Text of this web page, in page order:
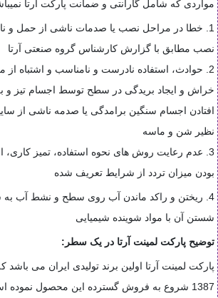
مواردی که شامل گارانتی و ضمانت پارکت آرتا
1. خطا در مراحل نصب یا صدمات ناشی از حمل و
نصب مطابق با گزارش کارشناس گروه صنعتی آرتا
2. حوادث، استفاده نادرست و نامناسب و اشتباه از
خراش و ایجاد بریدگی در سطح توسط اجسام تیز و
افتادن اجسام سنگین برامدگی یا صدمه ناشی از
نظیر شن و ماسه
3. عدم رعایت روش های نحوه استفاده، تمیز کاری،
بودن میزان تردد از شرایط تعریف شده
4. ریختن و راکد ماندن آب روی سطح و نشط آب به
شستن آن با مواد شوینده شیمیایی
توضیح پارکت لمینت آرتا در یک سطر:
پارکت لمینت آرتا اولین برند تولیدی ایران می باشد
1387 شروع به فروش گسترده این محصول نموده